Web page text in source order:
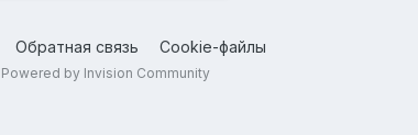
Обратная связь Cookie-файлы
Powered by Invision Community